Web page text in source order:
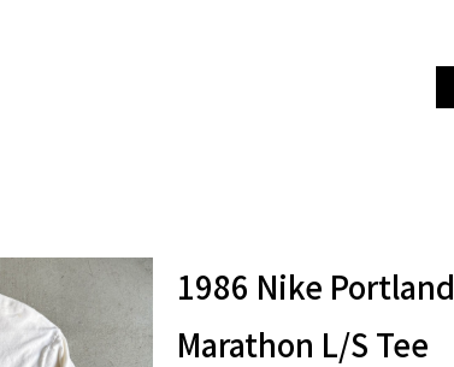
1986 Nike Portland
Marathon L/S Tee